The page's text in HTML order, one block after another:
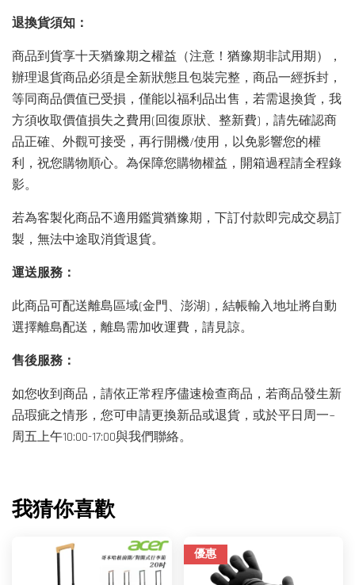
退換貨須知：
商品到貨享十天猶豫期之權益（注意！猶豫期非試用期），
辦理退貨商品必須是全新狀態且包裝完整，商品一經拆封，
等同商品價值已受損，僅能以福利品出售，若需退換貨，我
方須收取價值損失之費用(回復原狀、整新費)，請先確認商
品正確、外觀可接受，再行開機/使用，以免影響您的權
利，祝您購物順心。為保障您購物權益，開箱過程請全程錄
影。
若為客製化商品不適用鑑賞猶豫期，下訂付款即完成交易訂
製，無法中途取消貨退貨。
運送服務：
此商品可配送離島區域(金門、澎湖)，結帳輸入地址將自動
選擇離島配送，離島需加收運費，請見諒。
售後服務：
如您收到商品，請依正常程序儘速檢查商品，若商品發生新
品瑕疵之情形，您可申請更換新品或退貨，或於平日周一~
周五上午10:00-17:00與我們聯絡。
我猜你喜歡
優惠